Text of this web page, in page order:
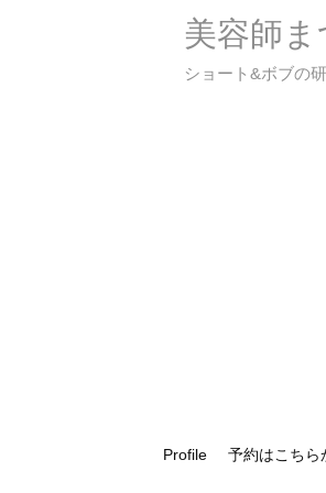
美容師
ショート&ボブの
Profile 予約はこちら